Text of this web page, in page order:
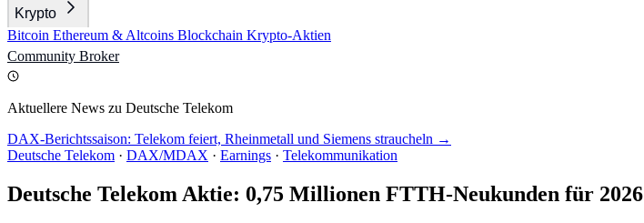
Krypto
Bitcoin Ethereum & Altcoins Blockchain Krypto-Aktien
Community Broker
Aktuellere News zu Deutsche Telekom
DAX-Berichtssaison: Telekom feiert, Rheinmetall und Siemens straucheln →
Deutsche Telekom · DAX/MDAX · Earnings · Telekommunikation
Deutsche Telekom Aktie: 0,75 Millionen FTTH-Neukunden für 2026